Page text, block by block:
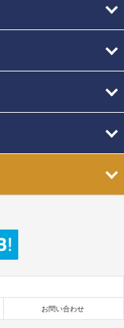
お問い合わせ